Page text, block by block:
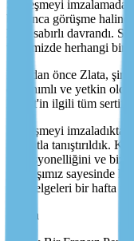
Sözleşmeyi
boyunca görüşme
karşı sabırlı davrandı.
üzerimizde herhangi bir
İmzadan önce Zlata,
donanımlı ve yetkin
Invest'in ilgili tüm
Sözleşmeyi
avukatla tanıştırıldık.
profesyonelliğini ve bize
anlayışımız sayesinde
tüm belgeleri bir hafta
Tigran